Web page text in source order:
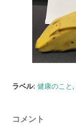
ラベル: 健康のこと
コメント